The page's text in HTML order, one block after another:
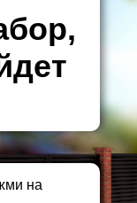
на